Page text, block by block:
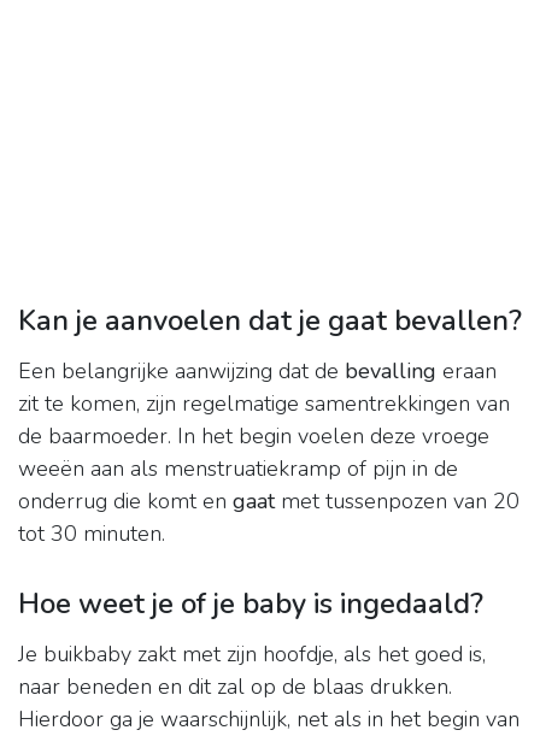
Kan je aanvoelen dat je gaat bevallen?
Een belangrijke aanwijzing dat de bevalling eraan
zit te komen, zijn regelmatige samentrekkingen van
de baarmoeder. In het begin voelen deze vroege
weeën aan als menstruatiekramp of pijn in de
onderrug die komt en gaatmet tussenpozen van 20
tot 30 minuten.
Hoe weet je of je baby is ingedaald?
Je buikbaby zakt met zijn hoofdje, als het goed is,
naar beneden en dit zal op de blaas drukken.
Hierdoor ga je waarschijnlijk, net als in het begin van